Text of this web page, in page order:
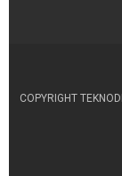
COPYRIGHT